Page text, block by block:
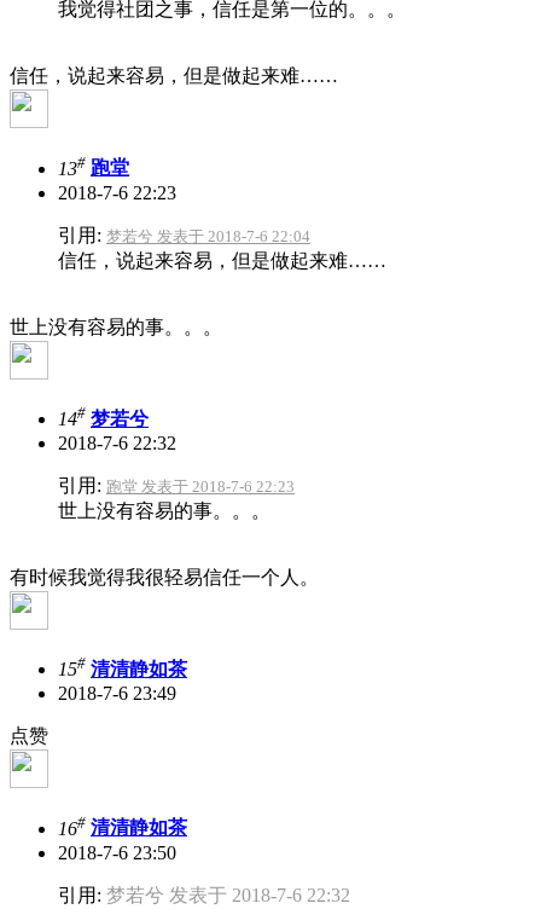
我觉得社团之事，信任是第一位的。。。
信任，说起来容易，但是做起来难……
13# 跑堂
2018-7-6 22:23
引用: 梦若兮 发表于 2018-7-6 22:04
信任，说起来容易，但是做起来难……
世上没有容易的事。。。
14# 梦若兮
2018-7-6 22:32
引用: 跑堂 发表于 2018-7-6 22:23
世上没有容易的事。。。
有时候我觉得我很轻易信任一个人。
15# 清清静如茶
2018-7-6 23:49
点赞
16# 清清静如茶
2018-7-6 23:50
引用: 梦若兮 发表于 2018-7-6 22:32